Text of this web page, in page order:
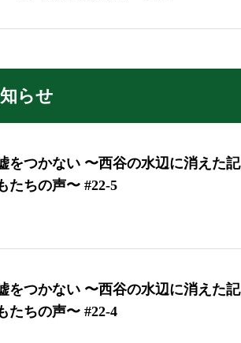
らせ
をつかない 〜西谷の水辺に消えた記
たちの声〜 #22-5
をつかない 〜西谷の水辺に消えた記
たちの声〜 #22-4